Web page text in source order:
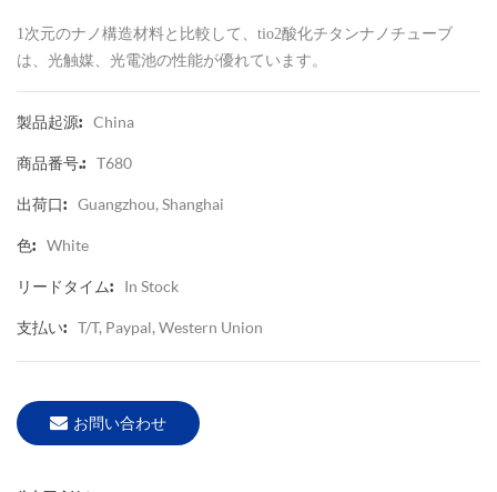
1次元のナノ構造材料と比較して、tio2酸化チタンナノチューブ
は、光触媒、光電池の性能が優れています。
製品起源: China
商品番号.: T680
出荷口: Guangzhou, Shanghai
色: White
リードタイム: In Stock
支払い: T/T, Paypal, Western Union
お問い合わせ